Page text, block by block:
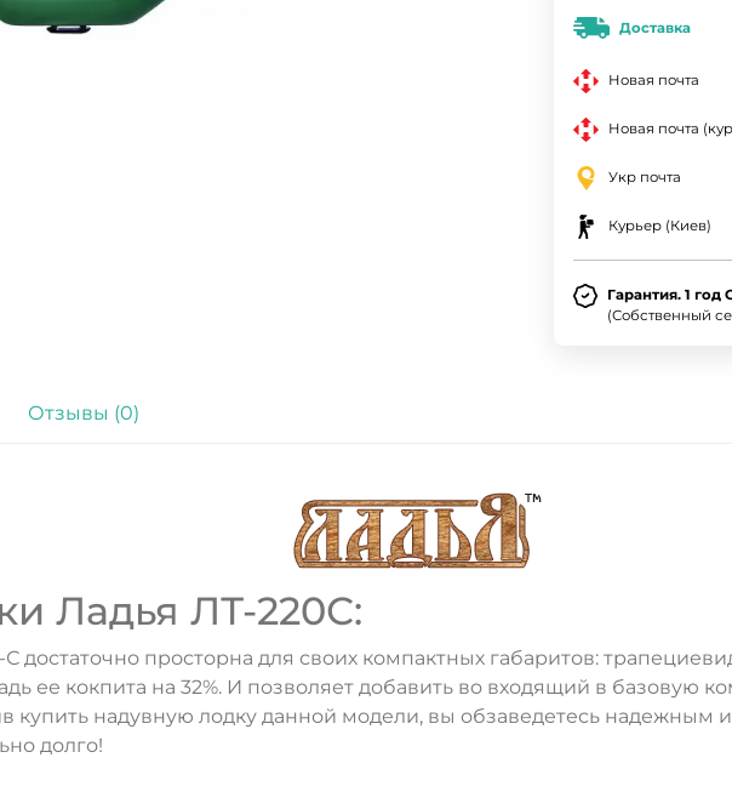
Доставка
Новая почта
Новая почта
Укр почта
Курьер (Киев)
Гарантия. 1 год
(Собственный
Отзывы (0)
Ладья ЛТ-220С:
достаточно просторна для своих компактных габаритов:
ее кокпита на 32%. И позволяет добавить во входящий в базовую
купить надувную лодку данной модели, вы обзаведетесь надежным
долго!